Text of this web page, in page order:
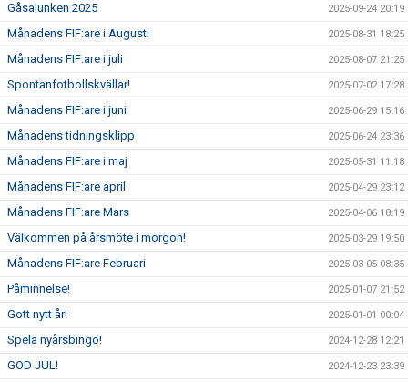
Gåsalunken 2025 2025-09-24 20:19
Månadens FIF:are i Augusti 2025-08-31 18:25
Månadens FIF:are i juli 2025-08-07 21:25
Spontanfotbollskvällar! 2025-07-02 17:28
Månadens FIF:are i juni 2025-06-29 15:16
Månadens tidningsklipp 2025-06-24 23:36
Månadens FIF:are i maj 2025-05-31 11:18
Månadens FIF:are april 2025-04-29 23:12
Månadens FIF:are Mars 2025-04-06 18:19
Välkommen på årsmöte i morgon! 2025-03-29 19:50
Månadens FIF:are Februari 2025-03-05 08:35
Påminnelse! 2025-01-07 21:52
Gott nytt år! 2025-01-01 00:04
Spela nyårsbingo! 2024-12-28 12:21
GOD JUL! 2024-12-23 23:39